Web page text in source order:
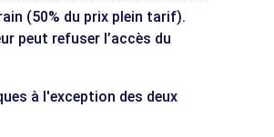
(50% du prix plein tarif).
peut refuser l’accès du
à l'exception des deux